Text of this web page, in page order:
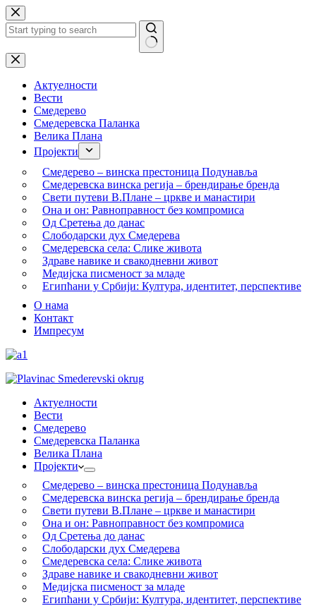
Skip
to
content
No
results
Актуелности
Вести
Смедерево
Смедеревска Паланка
Велика Плана
Пројекти
Смедерево – винска престоница Подунавља
Смедеревска винска регија – брендирање бренда
Свети путеви В.Плане – цркве и манастири
Она и он: Равноправност без компромиса
Од Сретења до данас
Слободарски дух Смедерева
Смедеревска села: Слике живота
Здраве навике и свакодневни живот
Медијска писменост за младе
Египћани у Србији: Култура, идентитет, перспективе
О нама
Контакт
Импресум
Актуелности
Вести
Смедерево
Смедеревска Паланка
Велика Плана
Пројекти
Смедерево – винска престоница Подунавља
Смедеревска винска регија – брендирање бренда
Свети путеви В.Плане – цркве и манастири
Она и он: Равноправност без компромиса
Од Сретења до данас
Слободарски дух Смедерева
Смедеревска села: Слике живота
Здраве навике и свакодневни живот
Медијска писменост за младе
Египћани у Србији: Култура, идентитет, перспективе